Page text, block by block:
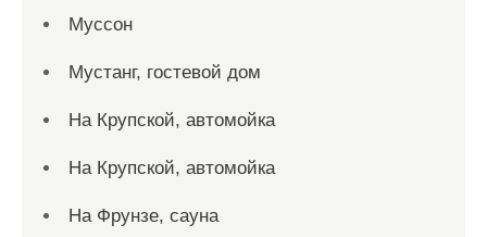
Муссон
Мустанг, гостевой дом
На Крупской, автомойка
На Крупской, автомойка
На Фрунзе, сауна